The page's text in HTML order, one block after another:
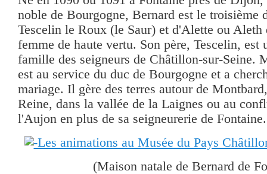
noble de Bourgogne, Bernard est le troisième
Tescelin le Roux (le Saur) et d'Alette ou Aleth
femme de haute vertu. Son père, Tescelin, est
famille des seigneurs de Châtillon-sur-Seine.
est au service du duc de Bourgogne et a
mariage. Il gère des terres autour de
Reine, dans la vallée de la Laignes ou au
l'Aujon en plus de sa seigneurerie de Fontaine.
(Maison natale de Bernard de